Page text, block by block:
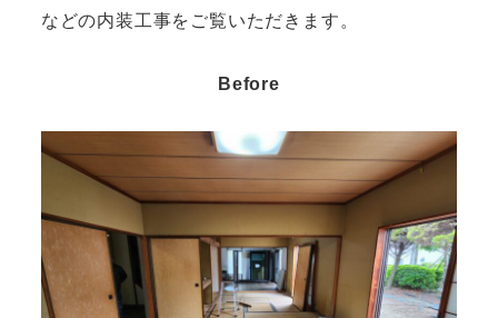
などの内装工事をご覧いただきます。
Before